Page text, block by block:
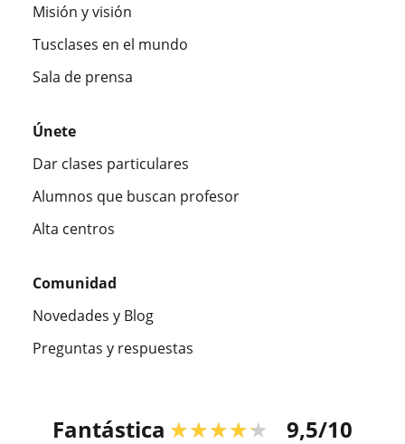
Misión y visión
Tusclases en el mundo
Sala de prensa
Únete
Dar clases particulares
Alumnos que buscan profesor
Alta centros
Comunidad
Novedades y Blog
Preguntas y respuestas
Fantástica ★★★★★ 9,5/10